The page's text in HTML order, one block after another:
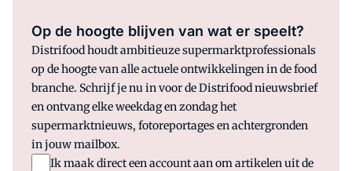
Op de hoogte blijven van wat er speelt?
Distrifood houdt ambitieuze supermarktprofessionals
op de hoogte van alle actuele ontwikkelingen in de food
branche. Schrijf je nu in voor de Distrifood nieuwsbrief
en ontvang elke weekdag en zondag het
supermarktnieuws, fotoreportages en achtergronden
in jouw mailbox.
Ik maak direct een account aan om artikelen uit de